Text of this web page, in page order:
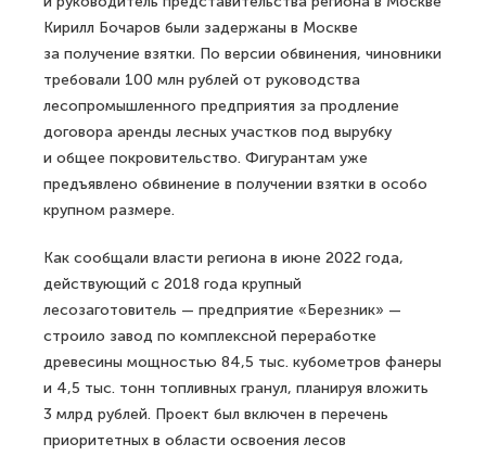
Кирилл Бочаров были задержаны в Москве
за получение взятки. По версии обвинения, чиновники
требовали 100 млн рублей от руководства
лесопромышленного предприятия за продление
договора аренды лесных участков под вырубку
и общее покровительство. Фигурантам уже
предъявлено обвинение в получении взятки в особо
крупном размере.
Как сообщали власти региона в июне 2022 года,
действующий с 2018 года крупный
лесозаготовитель — предприятие «Березник» —
строило завод по комплексной переработке
древесины мощностью 84,5 тыс. кубометров фанеры
и 4,5 тыс. тонн топливных гранул, планируя вложить
3 млрд рублей. Проект был включен в перечень
приоритетных в области освоения лесов